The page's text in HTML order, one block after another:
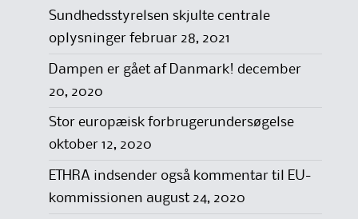
Sundhedsstyrelsen skjulte centrale
oplysninger februar 28, 2021
Dampen er gået af Danmark! december
20, 2020
Stor europæisk forbrugerundersøgelse
oktober 12, 2020
ETHRA indsender også kommentar til EU-
kommissionen august 24, 2020